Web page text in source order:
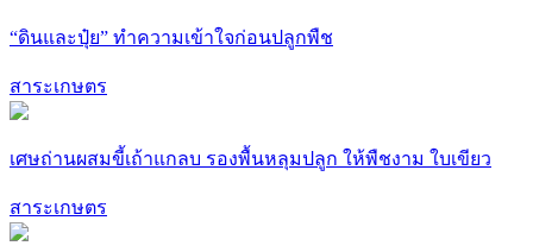
“ดินและปุ๋ย” ทำความเข้าใจก่อนปลูกพืช
สาระเกษตร
เศษถ่านผสมขี้เถ้าแกลบ รองพื้นหลุมปลูก ให้พืชงาม ใบเขียว
สาระเกษตร